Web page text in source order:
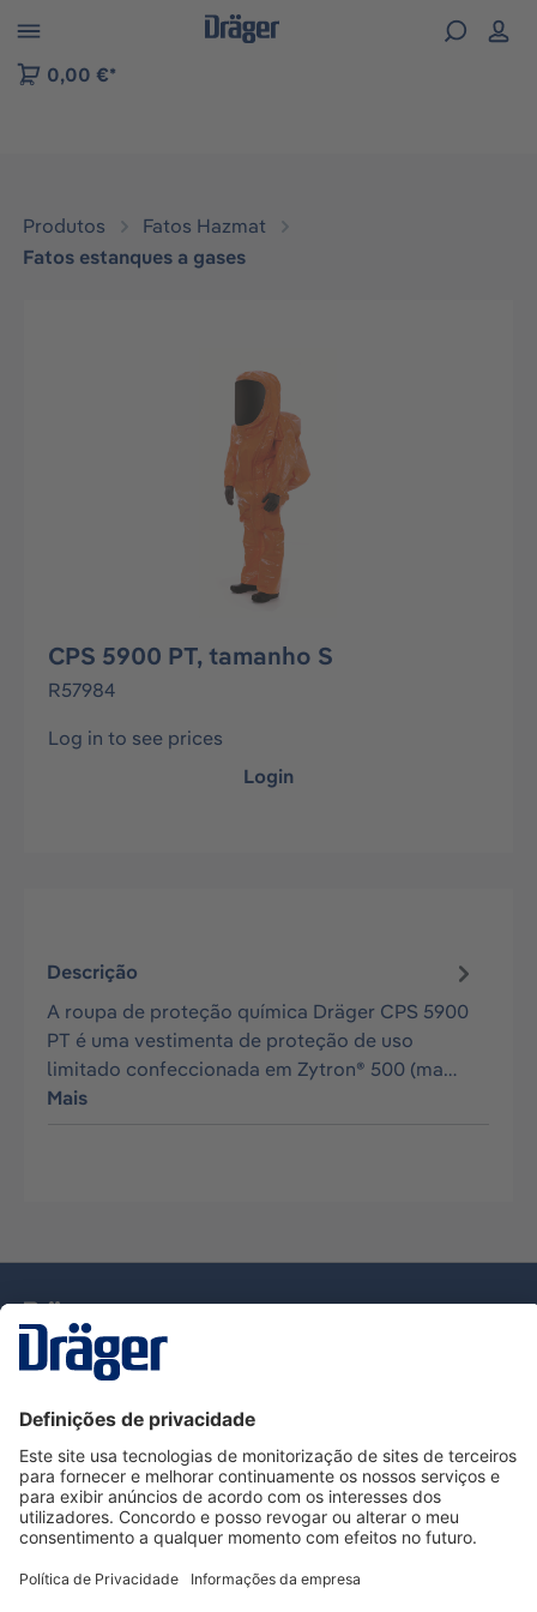
to B2B platform navigation
0,00 €*
Produtos
Fatos Hazmat
Fatos estanques a gases
CPS 5900 PT, tamanho S
R57984
Log in to see prices
Login
Descrição
A roupa de proteção química Dräger CPS 5900
PT é uma vestimenta de proteção de uso
limitado confeccionada em Zytron® 500 (ma…
Mais
Serviço de Apoio ao Cliente Dräger
Utilização da loja
Informações